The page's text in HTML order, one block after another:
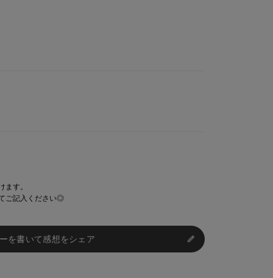
ます。
ご記入ください◎
を書いて感想をシェア